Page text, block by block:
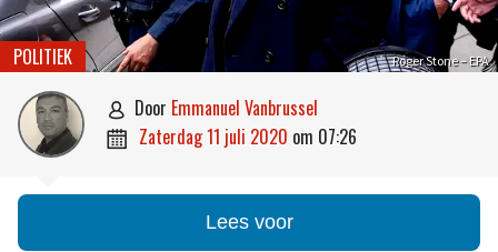
Roger Stone – EPA
POLITIEK
 door Emmanuel Vanbrussel
 zaterdag 11 juli 2020 om 07:26
Lees voor